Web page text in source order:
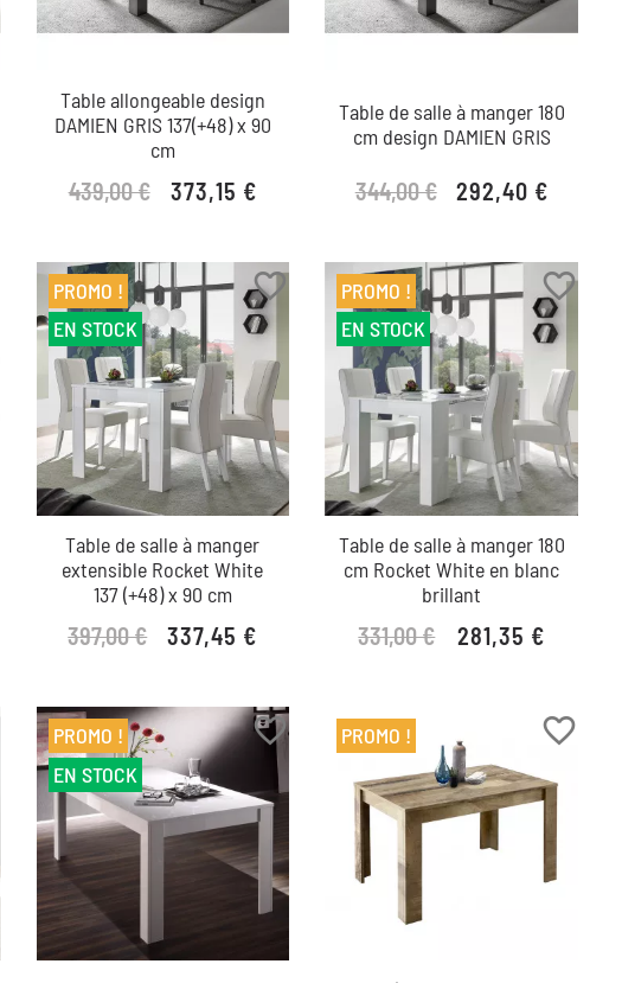
Table allongeable design
DAMIEN GRIS 137(+48) x 90
cm
Prix de base
439,00 € Prix
373,15 €
Table de salle à manger 180
cm design DAMIEN GRIS
Prix de base
344,00 € Prix
292,40 €
favorite_border
Table de salle à manger
extensible Rocket White
137 (+48) x 90 cm
Prix de base
397,00 € Prix
337,45 €
PROMO !
EN STOCK
favorite_border
Table de salle à manger 180
cm Rocket White en blanc
brillant
Prix de base
331,00 € Prix
281,35 €
PROMO !
EN STOCK
favorite_border
PROMO !
EN STOCK
favorite_border
PROMO !